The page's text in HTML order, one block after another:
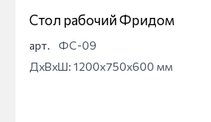
Стол рабочий Фридом
арт.
ФС-09
ДхВхШ: 1200x750x600 мм